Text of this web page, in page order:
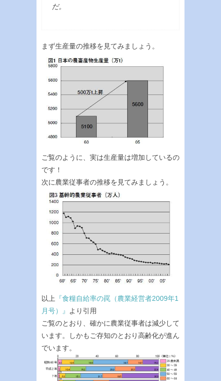
だ。
まず生産量の推移を見てみましょう。
ご覧のように、実は生産量は増加しているの
です！
次に農業従事者の推移を見てみましょう。
以上 『食糧自給率の罠（農業経営者2009年1
月号）』 より引用
ご覧のとおり、確かに農業従事者は減少して
います。しかもご存知のとおり高齢化が進ん
でいます。